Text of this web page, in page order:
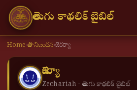
తెలుగు కాథలిక్ బైబిల్
Home›పాత నిబంధన›జెకర్యా
జెకర్యా
Zechariah · తెలుగు కాథలిక్ బైబిల్